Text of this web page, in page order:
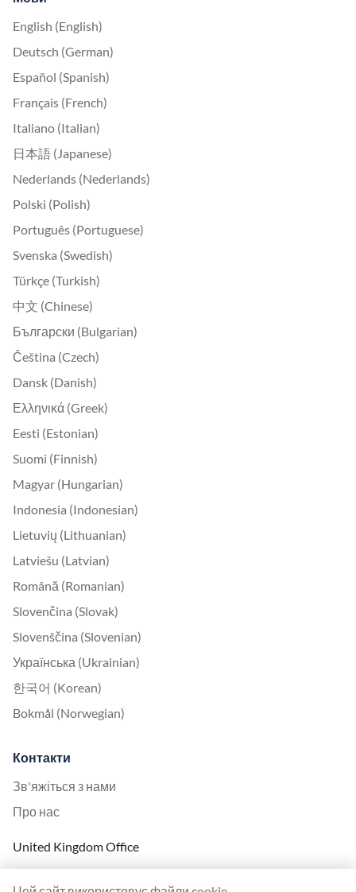
English (English)
Deutsch (German)
Español (Spanish)
Français (French)
Italiano (Italian)
日本語 (Japanese)
Nederlands (Nederlands)
Polski (Polish)
Português (Portuguese)
Svenska (Swedish)
Türkçe (Turkish)
中文 (Chinese)
Български (Bulgarian)
Čeština (Czech)
Dansk (Danish)
Ελληνικά (Greek)
Eesti (Estonian)
Suomi (Finnish)
Magyar (Hungarian)
Indonesia (Indonesian)
Lietuvių (Lithuanian)
Latviešu (Latvian)
Română (Romanian)
Slovenčina (Slovak)
Slovenščina (Slovenian)
Українська (Ukrainian)
한국어 (Korean)
Bokmål (Norwegian)
Контакти
Зв'яжіться з нами
Про нас
United Kingdom Office